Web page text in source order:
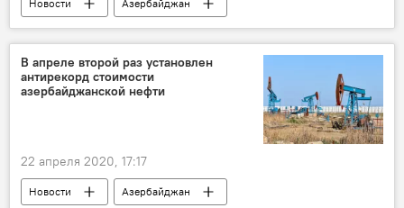
Новости
Азербайджан
Новости мира
Спорт
ЖИЗНЬ
Теймур Раджабов
турнир
Онлайн
В апреле второй раз установлен
антирекорд стоимости
азербайджанской нефти
22 апреля 2020, 17:17
Новости
Азербайджан